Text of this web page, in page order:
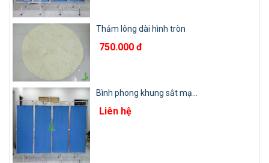
Thảm lông dài hình tròn
750.000 đ
Bình phong khung sắt mạ...
Liên hệ